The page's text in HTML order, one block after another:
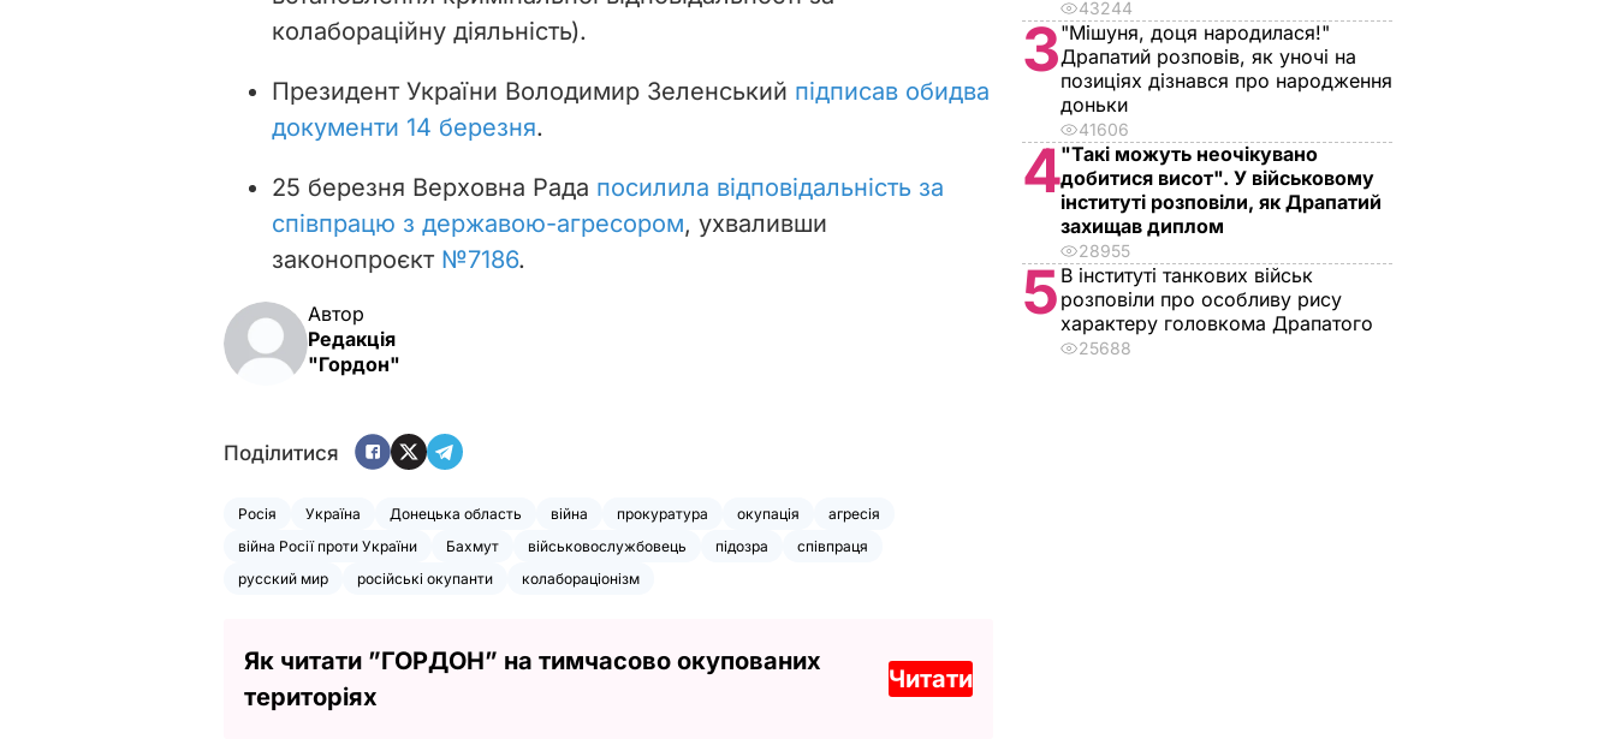
колабораційну діяльність).
Президент України Володимир Зеленський підписав обидва
документи 14 березня.
25 березня Верховна Рада посилила відповідальність за
співпрацю з державою-агресором, ухваливши
законопроєкт №7186.
Автор
Редакція
"Гордон"
Поділитися
Росія Україна Донецька область війна прокуратура окупація
агресія
війна Росії проти України
Бахмут військовослужбовець підозра
співпраця
русский мир
російські окупанти колабораціонізм
Як читати ”ГОРДОН” на тимчасово окупованих
територіях
Читати
43244
3"Мішуня, доця народилася!"
Драпатий розповів, як уночі на
позиціях дізнався про народження
доньки
41606
4"Такі можуть неочікувано
добитися висот". У військовому
інституті розповіли, як Драпатий
захищав диплом
28955
5 В інституті танкових військ
розповіли про особливу рису
характеру головкома Драпатого
25688